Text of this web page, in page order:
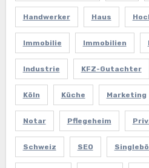
Handwerker Haus
Immobilie Immobilien
Industrie KFZ-Gutachter
Köln Küche Marketing
Notar Pflegeheim
Schweiz SEO